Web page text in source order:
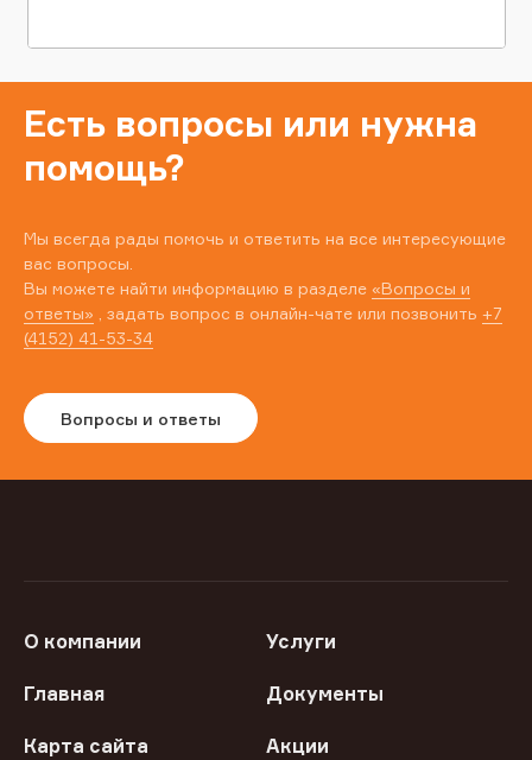
Есть вопросы или нужна
помощь?
Мы всегда рады помочь и ответить на все интересующие
вас вопросы.
Вы можете найти информацию в разделе «Вопросы и
ответы» , задать вопрос в онлайн-чате или позвонить +7
(4152) 41-53-34
Вопросы и ответы
О компании Услуги
Главная Документы
Карта сайта Акции